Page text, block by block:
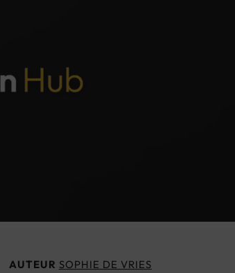
AUTEUR SOPHIE DE VRIES